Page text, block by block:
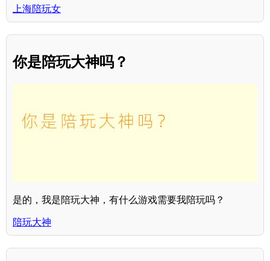
上海陪玩女
你是陪玩大神吗？
是的，我是陪玩大神，有什么游戏需要我陪玩吗？
陪玩大神